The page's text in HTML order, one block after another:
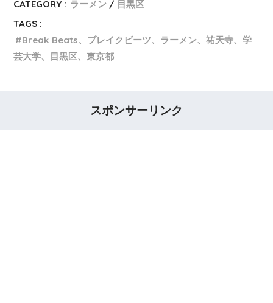
CATEGORY : ラーメン
目黒区
TAGS :
Break Beats、ブレイクビーツ、ラーメン、祐天寺、学
芸大学、目黒区、東京都
スポンサーリンク